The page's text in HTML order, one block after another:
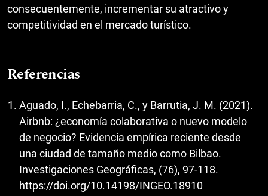
consecuentemente, incrementar su atractivo y
competitividad en el mercado turístico.
Referencias
Aguado, I., Echebarria, C., y Barrutia, J. M. (2021).
Airbnb: ¿economía colaborativa o nuevo modelo
de negocio? Evidencia empírica reciente desde
una ciudad de tamaño medio como Bilbao.
Investigaciones Geográficas, (76), 97-118.
https://doi.org/10.14198/INGEO.18910